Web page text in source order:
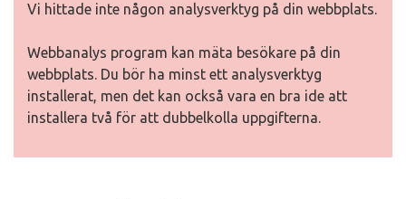
Vi hittade inte någon analysverktyg på din webbplats.
Webbanalys program kan mäta besökare på din
webbplats. Du bör ha minst ett analysverktyg
installerat, men det kan också vara en bra ide att
installera två för att dubbelkolla uppgifterna.